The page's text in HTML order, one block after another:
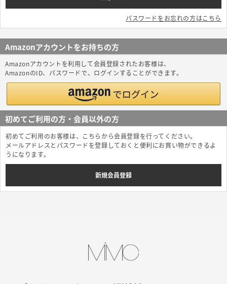
パスワードをお忘れの方はこちら
Amazonアカウントをお持ちの方
Amazonアカウントを利用して会員登録されたお客様は、
AmazonのID、パスワードで、ログインすることができます。
初めてご利用の方・会員以外の方
初めてご利用のお客様は、こちらから会員登録を行ってください。
メールアドレスとパスワードを登録しておくと便利にお買い物ができるよ
うになります。